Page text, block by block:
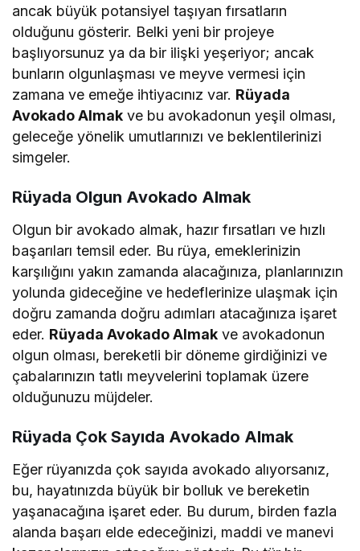
ancak büyük potansiyel taşıyan fırsatların
olduğunu gösterir. Belki yeni bir projeye
başlıyorsunuz ya da bir ilişki yeşeriyor; ancak
bunların olgunlaşması ve meyve vermesi için
zamana ve emeğe ihtiyacınız var. Rüyada
Avokado Almak ve bu avokadonun yeşil olması,
geleceğe yönelik umutlarınızı ve beklentilerinizi
simgeler.
Rüyada Olgun Avokado Almak
Olgun bir avokado almak, hazır fırsatları ve hızlı
başarıları temsil eder. Bu rüya, emeklerinizin
karşılığını yakın zamanda alacağınıza, planlarınızın
yolunda gideceğine ve hedeflerinize ulaşmak için
doğru zamanda doğru adımları atacağınıza işaret
eder. Rüyada Avokado Almak ve avokadonun
olgun olması, bereketli bir döneme girdiğinizi ve
çabalarınızın tatlı meyvelerini toplamak üzere
olduğunuzu müjdeler.
Rüyada Çok Sayıda Avokado Almak
Eğer rüyanızda çok sayıda avokado alıyorsanız,
bu, hayatınızda büyük bir bolluk ve bereketin
yaşanacağına işaret eder. Bu durum, birden fazla
alanda başarı elde edeceğinizi, maddi ve manevi